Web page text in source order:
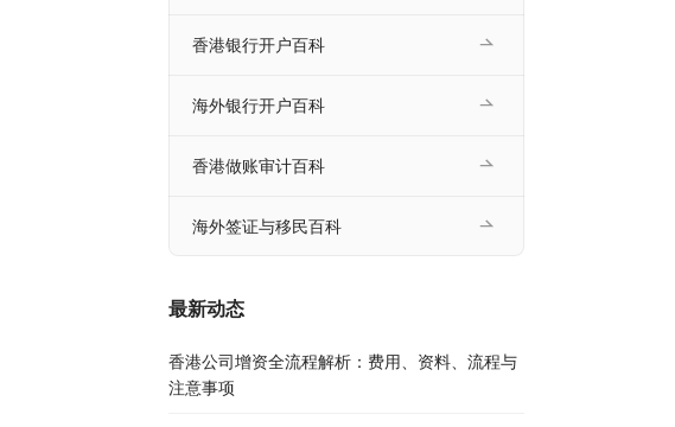
香港银行开户百科
海外银行开户百科
香港做账审计百科
海外签证与移民百科
最新动态
香港公司增资全流程解析：费用、资料、流程与
注意事项